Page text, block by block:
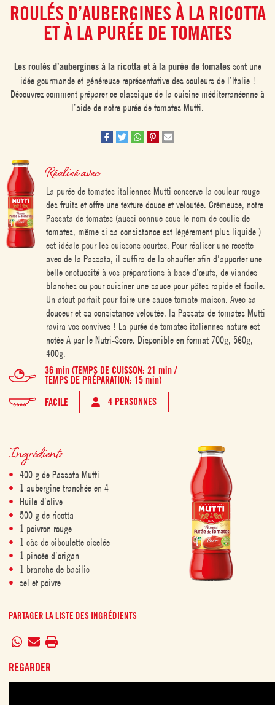
ROULÉS D’AUBERGINES À LA RICOTTA
ET À LA PURÉE DE TOMATES
Les roulés d’aubergines à la ricotta et à la purée de tomatessont une
idée gourmande et généreuse représentative des couleurs de l’Italie !
Découvrez comment préparer ce classique de la cuisine méditerranéenne à
l’aide de notre purée de tomates Mutti.
Réalisé avec
La purée de tomates italiennes Mutti conserve la couleur rouge
des fruits et offre une texture douce et veloutée. Crémeuse, notre
Passata de tomates (aussi connue sous le nom de coulis de
tomates, même si sa consistance est légèrement plus liquide )
est idéale pour les cuissons courtes. Pour réaliser une recette
avec de la Passata, il suffira de la chauffer afin d'apporter une
belle onctuosité à vos préparations à base d’œufs, de viandes
blanches ou pour cuisiner une sauce pour pâtes rapide et facile.
Un atout parfait pour faire une sauce tomate maison. Avec sa
douceur et sa consistance veloutée, la Passata de tomates Mutti
ravira vos convives ! La purée de tomates italiennes nature est
notée A par le Nutri-Score. Disponible en format 700g, 560g,
400g.
36 min (TEMPS DE CUISSON: 21 min /
TEMPS DE PRÉPARATION: 15 min)
FACILE
4 PERSONNES
Ingrédients
400 g de Passata Mutti
1 aubergine tranchée en 4
Huile d’olive
500 g de ricotta
1 poivron rouge
1 càs de ciboulette ciselée
1 pincée d’origan
1 branche de basilic
sel et poivre
PARTAGER LA LISTE DES INGRÉDIENTS
REGARDER